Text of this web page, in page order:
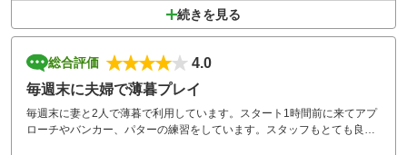
続きを見る
総合評価
4.0
毎週末に夫婦で薄暮プレイ
毎週末に妻と2人で薄暮で利用しています。スタート1時間前に来てアプ
ローチやバンカー、パターの練習をしています。スタッフもとても良い